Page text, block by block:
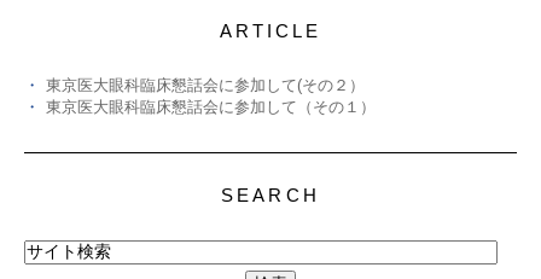
ARTICLE
東京医大眼科臨床懇話会に参加して(その２）
東京医大眼科臨床懇話会に参加して（その１）
SEARCH